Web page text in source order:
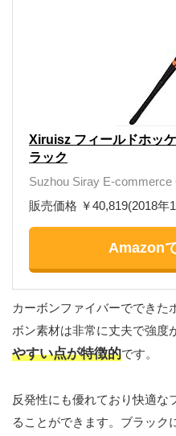
Xiruisz フィールドホッ
ラック
Suzhou Siray E-commerce
販売価格 ￥40,819(2018年
Amazon
カーボンファイバーでできた
ボン素材は非常に丈夫で強度
やすい点が特徴的です。
反発性にも優れており快適な
ることができます。ブラック